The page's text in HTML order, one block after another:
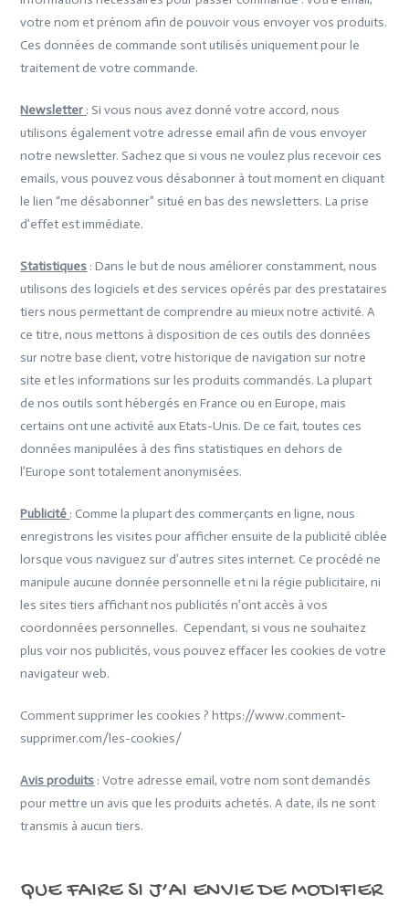
votre nom et prénom afin de pouvoir vous envoyer vos produits.
Ces données de commande sont utilisés uniquement pour le
traitement de votre commande.
Newsletter : Si vous nous avez donné votre accord, nous
utilisons également votre adresse email afin de vous envoyer
notre newsletter. Sachez que si vous ne voulez plus recevoir ces
emails, vous pouvez vous désabonner à tout moment en cliquant
le lien “me désabonner” situé en bas des newsletters. La prise
d’effet est immédiate.
Statistiques : Dans le but de nous améliorer constamment, nous
utilisons des logiciels et des services opérés par des prestataires
tiers nous permettant de comprendre au mieux notre activité. A
ce titre, nous mettons à disposition de ces outils des données
sur notre base client, votre historique de navigation sur notre
site et les informations sur les produits commandés. La plupart
de nos outils sont hébergés en France ou en Europe, mais
certains ont une activité aux Etats-Unis. De ce fait, toutes ces
données manipulées à des fins statistiques en dehors de
l’Europe sont totalement anonymisées.
Publicité : Comme la plupart des commerçants en ligne, nous
enregistrons les visites pour afficher ensuite de la publicité ciblée
lorsque vous naviguez sur d’autres sites internet. Ce procédé ne
manipule aucune donnée personnelle et ni la régie publicitaire, ni
les sites tiers affichant nos publicités n’ont accès à vos
coordonnées personnelles. Cependant, si vous ne souhaitez
plus voir nos publicités, vous pouvez effacer les cookies de votre
navigateur web.
Comment supprimer les cookies ? https://www.comment-
supprimer.com/les-cookies/
Avis produits : Votre adresse email, votre nom sont demandés
pour mettre un avis que les produits achetés. A date, ils ne sont
transmis à aucun tiers.
QUE FAIRE SI J’AI ENVIE DE MODIFIER